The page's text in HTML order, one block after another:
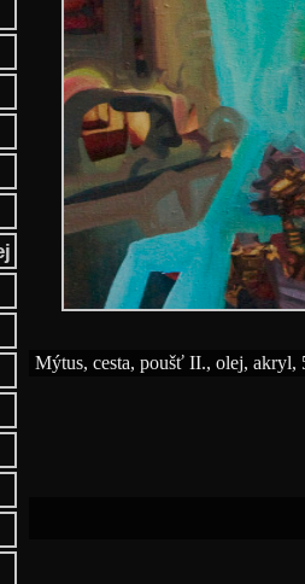
Mýtus, cesta, poušť II., olej, akryl,